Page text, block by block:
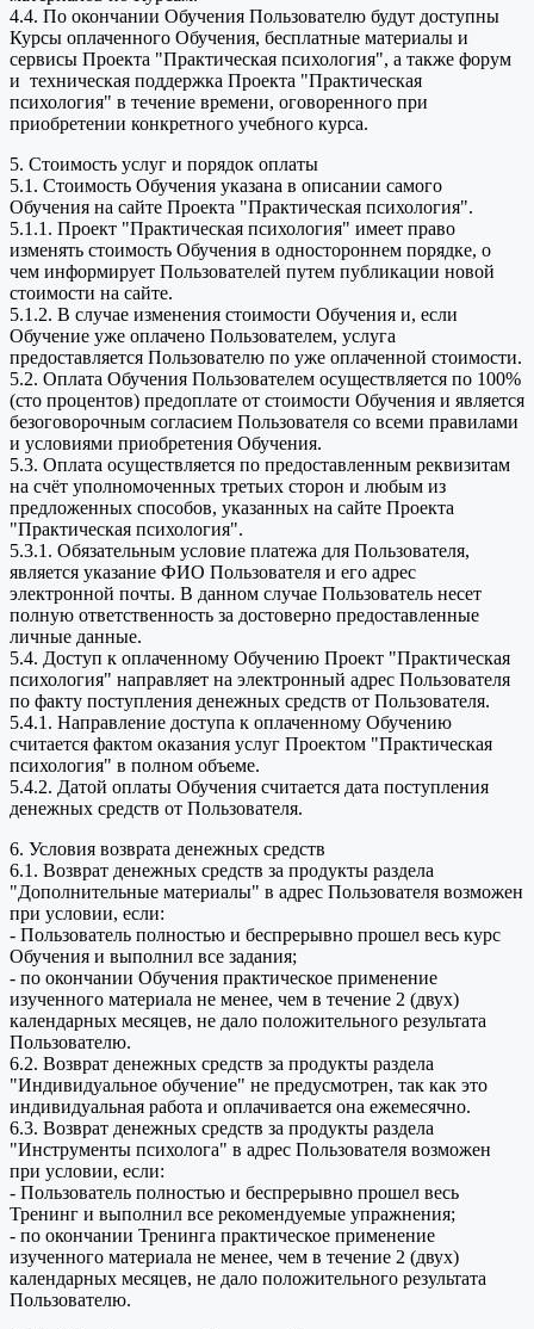
4.4. По окончании Обучения Пользователю будут доступны
Курсы оплаченного Обучения, бесплатные материалы и
сервисы Проекта "Практическая психология", а также форум
и техническая поддержка Проекта "Практическая
психология" в течение времени, оговоренного при
приобретении конкретного учебного курса.
5. Стоимость услуг и порядок оплаты
5.1. Стоимость Обучения указана в описании самого
Обучения на сайте Проекта "Практическая психология".
5.1.1. Проект "Практическая психология" имеет право
изменять стоимость Обучения в одностороннем порядке, о
чем информирует Пользователей путем публикации новой
стоимости на сайте.
5.1.2. В случае изменения стоимости Обучения и, если
Обучение уже оплачено Пользователем, услуга
предоставляется Пользователю по уже оплаченной стоимости.
5.2. Оплата Обучения Пользователем осуществляется по 100%
(сто процентов) предоплате от стоимости Обучения и является
безоговорочным согласием Пользователя со всеми правилами
и условиями приобретения Обучения.
5.3. Оплата осуществляется по предоставленным реквизитам
на счёт уполномоченных третьих сторон и любым из
предложенных способов, указанных на сайте Проекта
"Практическая психология".
5.3.1. Обязательным условие платежа для Пользователя,
является указание ФИО Пользователя и его адрес
электронной почты. В данном случае Пользователь несет
полную ответственность за достоверно предоставленные
личные данные.
5.4. Доступ к оплаченному Обучению Проект "Практическая
психология" направляет на электронный адрес Пользователя
по факту поступления денежных средств от Пользователя.
5.4.1. Направление доступа к оплаченному Обучению
считается фактом оказания услуг Проектом "Практическая
психология" в полном объеме.
5.4.2. Датой оплаты Обучения считается дата поступления
денежных средств от Пользователя.
6. Условия возврата денежных средств
6.1. Возврат денежных средств за продукты раздела
"Дополнительные материалы" в адрес Пользователя возможен
при условии, если:
- Пользователь полностью и беспрерывно прошел весь курс
Обучения и выполнил все задания;
- по окончании Обучения практическое применение
изученного материала не менее, чем в течение 2 (двух)
календарных месяцев, не дало положительного результата
Пользователю.
6.2. Возврат денежных средств за продукты раздела
"Индивидуальное обучение" не предусмотрен, так как это
индивидуальная работа и оплачивается она ежемесячно.
6.3. Возврат денежных средств за продукты раздела
"Инструменты психолога" в адрес Пользователя возможен
при условии, если:
- Пользователь полностью и беспрерывно прошел весь
Тренинг и выполнил все рекомендуемые упражнения;
- по окончании Тренинга практическое применение
изученного материала не менее, чем в течение 2 (двух)
календарных месяцев, не дало положительного результата
Пользователю.